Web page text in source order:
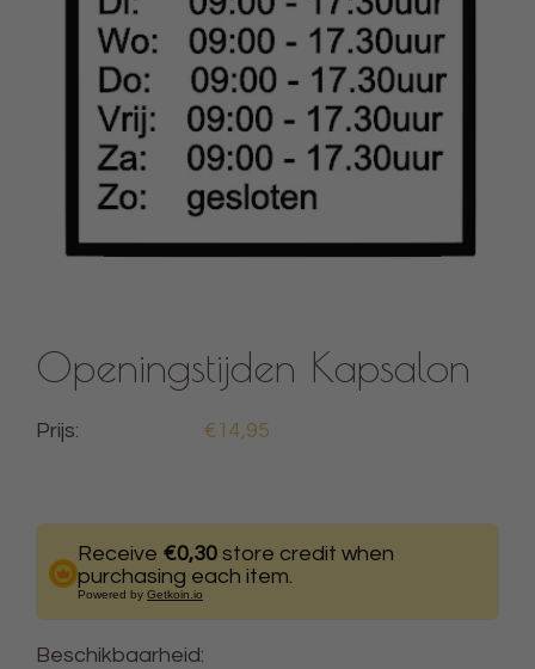
Openingstijden Kapsalon
Prijs: €14,95
Receive €0,30 store credit when
purchasing each item.
Powered by Getkoin.io
Beschikbaarheid: